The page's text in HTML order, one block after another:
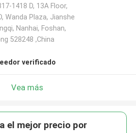
1418 D, 13A Floor,
Wanda Plaza, Jianshe
Nanhai, Foshan,
528248 ,China
verificado
Vea más
el mejor precio por